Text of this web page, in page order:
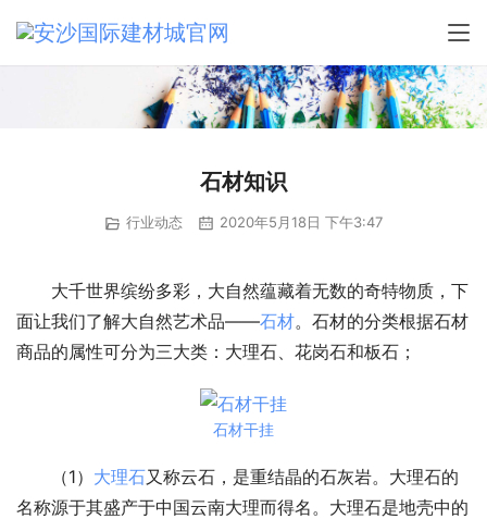
石材知识
行业动态 2020年5月18日 下午3:47
大千世界缤纷多彩，大自然蕴藏着无数的奇特物质，下
面让我们了解大自然艺术品——石材。石材的分类根据石材
商品的属性可分为三大类：大理石、花岗石和板石；
石材干挂
（1） 大理石又称云石，是重结晶的石灰岩。大理石的
名称源于其盛产于中国云南大理而得名。大理石是地壳中的